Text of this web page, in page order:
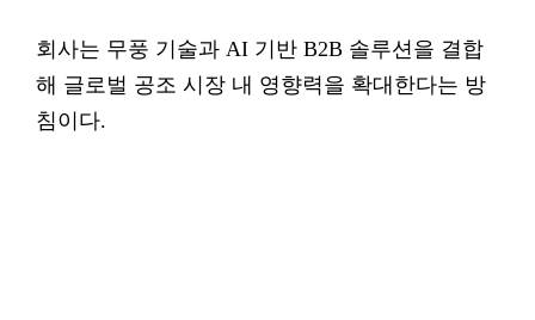
회사는 무풍 기술과 AI 기반 B2B 솔루션을 결합
해 글로벌 공조 시장 내 영향력을 확대한다는 방
침이다.